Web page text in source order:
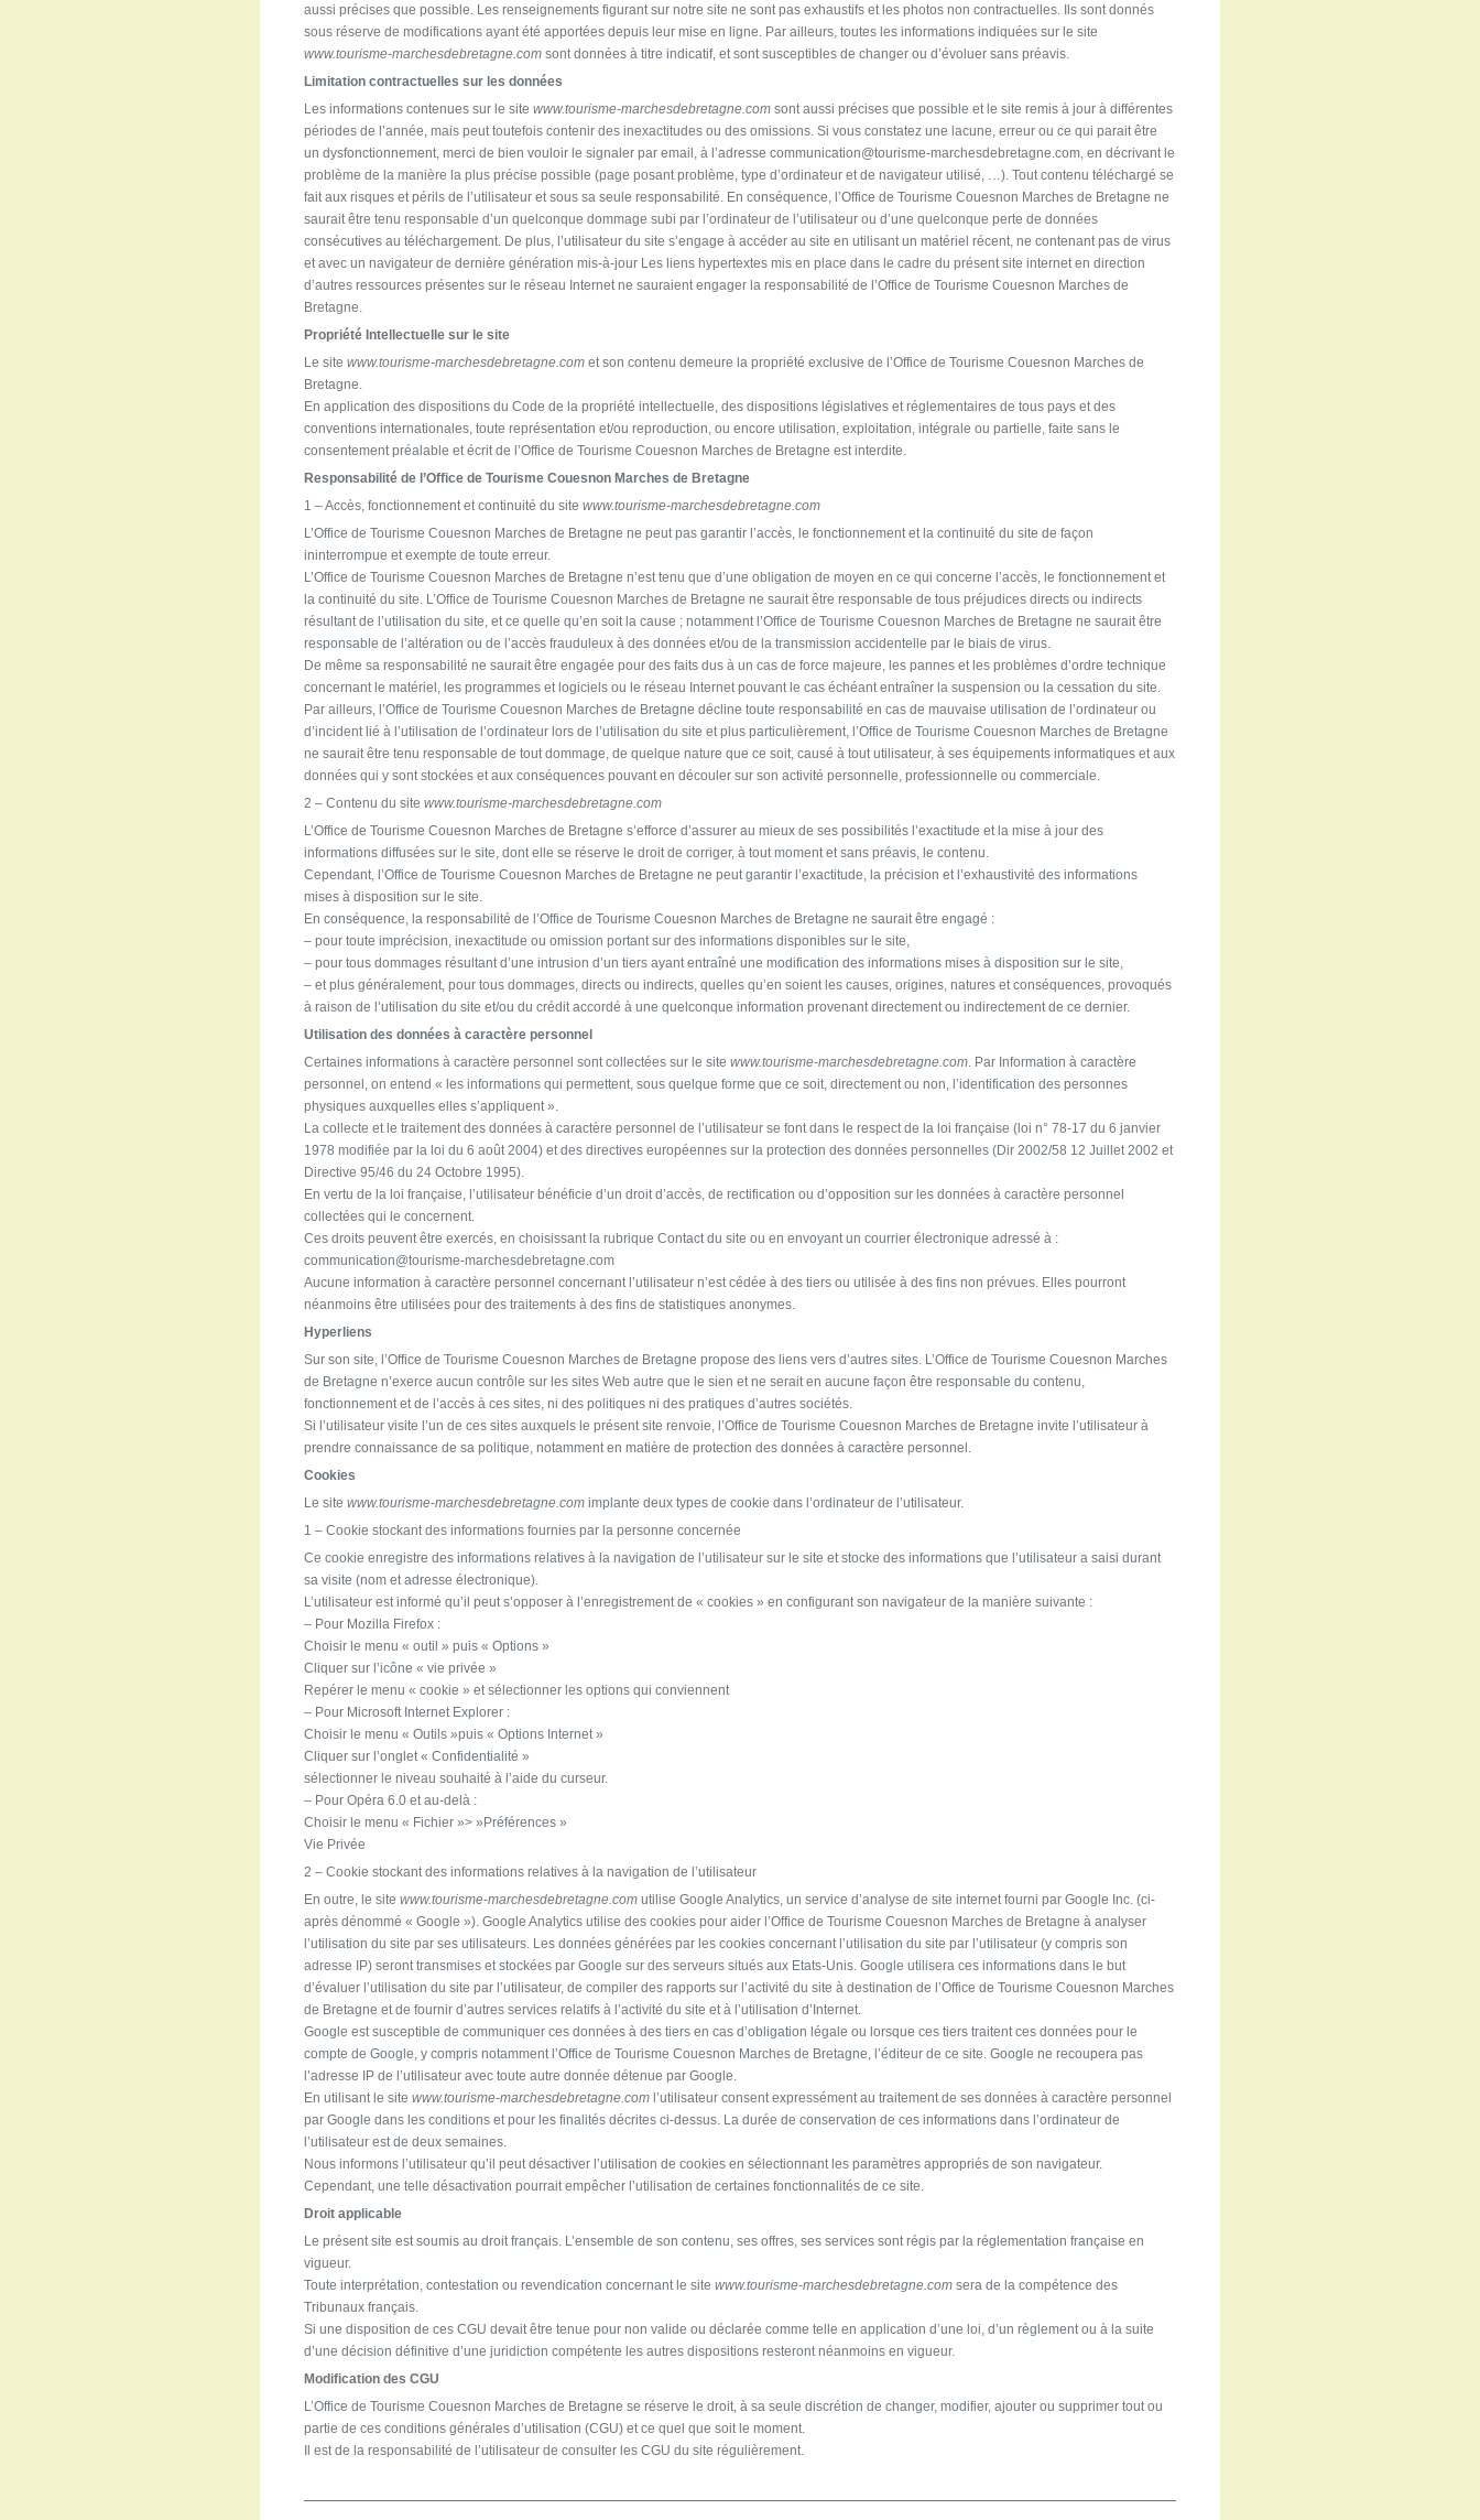
aussi précises que possible. Les renseignements figurant sur notre site ne sont pas exhaustifs et les photos non contractuelles. Ils sont donnés
sous réserve de modifications ayant été apportées depuis leur mise en ligne. Par ailleurs, toutes les informations indiquées sur le site
www.tourisme-marchesdebretagne.com sont données à titre indicatif, et sont susceptibles de changer ou d’évoluer sans préavis.
Limitation contractuelles sur les données
Les informations contenues sur le sitewww.tourisme-marchesdebretagne.com sont aussi précises que possible et le site remis à jour à différentes
périodes de l’année, mais peut toutefois contenir des inexactitudes ou des omissions. Si vous constatez une lacune, erreur ou ce qui parait être
un dysfonctionnement, merci de bien vouloir le signaler par email, à l’adresse communication@tourisme-marchesdebretagne.com, en décrivant le
problème de la manière la plus précise possible (page posant problème, type d’ordinateur et de navigateur utilisé, …). Tout contenu téléchargé se
fait aux risques et périls de l’utilisateur et sous sa seule responsabilité. En conséquence, l’Office de Tourisme Couesnon Marches de Bretagne ne
saurait être tenu responsable d’un quelconque dommage subi par l’ordinateur de l’utilisateur ou d’une quelconque perte de données
consécutives au téléchargement. De plus, l’utilisateur du site s’engage à accéder au site en utilisant un matériel récent, ne contenant pas de virus
et avec un navigateur de dernière génération mis-à-jour Les liens hypertextes mis en place dans le cadre du présent site internet en direction
d’autres ressources présentes sur le réseau Internet ne sauraient engager la responsabilité de l’Office de Tourisme Couesnon Marches de
Bretagne.
Propriété Intellectuelle sur le site
Le sitewww.tourisme-marchesdebretagne.com et son contenu demeure la propriété exclusive de l’Office de Tourisme Couesnon Marches de
Bretagne.
En application des dispositions du Code de la propriété intellectuelle, des dispositions législatives et réglementaires de tous pays et des
conventions internationales, toute représentation et/ou reproduction, ou encore utilisation, exploitation, intégrale ou partielle, faite sans le
consentement préalable et écrit de l’Office de Tourisme Couesnon Marches de Bretagne est interdite.
Responsabilité de l’Office de Tourisme Couesnon Marches de Bretagne
1 – Accès, fonctionnement et continuité du sitewww.tourisme-marchesdebretagne.com
L’Office de Tourisme Couesnon Marches de Bretagne ne peut pas garantir l’accès, le fonctionnement et la continuité du site de façon
ininterrompue et exempte de toute erreur.
L’Office de Tourisme Couesnon Marches de Bretagne n’est tenu que d’une obligation de moyen en ce qui concerne l’accès, le fonctionnement et
la continuité du site. L’Office de Tourisme Couesnon Marches de Bretagne ne saurait être responsable de tous préjudices directs ou indirects
résultant de l’utilisation du site, et ce quelle qu’en soit la cause ; notamment l’Office de Tourisme Couesnon Marches de Bretagne ne saurait être
responsable de l’altération ou de l’accès frauduleux à des données et/ou de la transmission accidentelle par le biais de virus.
De même sa responsabilité ne saurait être engagée pour des faits dus à un cas de force majeure, les pannes et les problèmes d’ordre technique
concernant le matériel, les programmes et logiciels ou le réseau Internet pouvant le cas échéant entraîner la suspension ou la cessation du site.
Par ailleurs, l’Office de Tourisme Couesnon Marches de Bretagne décline toute responsabilité en cas de mauvaise utilisation de l’ordinateur ou
d’incident lié à l’utilisation de l’ordinateur lors de l’utilisation du site et plus particulièrement, l’Office de Tourisme Couesnon Marches de Bretagne
ne saurait être tenu responsable de tout dommage, de quelque nature que ce soit, causé à tout utilisateur, à ses équipements informatiques et aux
données qui y sont stockées et aux conséquences pouvant en découler sur son activité personnelle, professionnelle ou commerciale.
2 – Contenu du sitewww.tourisme-marchesdebretagne.com
L’Office de Tourisme Couesnon Marches de Bretagne s’efforce d’assurer au mieux de ses possibilités l’exactitude et la mise à jour des
informations diffusées sur le site, dont elle se réserve le droit de corriger, à tout moment et sans préavis, le contenu.
Cependant, l’Office de Tourisme Couesnon Marches de Bretagne ne peut garantir l’exactitude, la précision et l’exhaustivité des informations
mises à disposition sur le site.
En conséquence, la responsabilité de l’Office de Tourisme Couesnon Marches de Bretagne ne saurait être engagé :
– pour toute imprécision, inexactitude ou omission portant sur des informations disponibles sur le site,
– pour tous dommages résultant d’une intrusion d’un tiers ayant entraîné une modification des informations mises à disposition sur le site,
– et plus généralement, pour tous dommages, directs ou indirects, quelles qu’en soient les causes, origines, natures et conséquences, provoqués
à raison de l’utilisation du site et/ou du crédit accordé à une quelconque information provenant directement ou indirectement de ce dernier.
Utilisation des données à caractère personnel
Certaines informations à caractère personnel sont collectées sur le site www.tourisme-marchesdebretagne.com. Par Information à caractère
personnel, on entend « les informations qui permettent, sous quelque forme que ce soit, directement ou non, l’identification des personnes
physiques auxquelles elles s’appliquent ».
La collecte et le traitement des données à caractère personnel de l’utilisateur se font dans le respect de la loi française (loi n° 78-17 du 6 janvier
1978 modifiée par la loi du 6 août 2004) et des directives européennes sur la protection des données personnelles (Dir 2002/58 12 Juillet 2002 et
Directive 95/46 du 24 Octobre 1995).
En vertu de la loi française, l’utilisateur bénéficie d’un droit d’accès, de rectification ou d’opposition sur les données à caractère personnel
collectées qui le concernent.
Ces droits peuvent être exercés, en choisissant la rubrique Contact du site ou en envoyant un courrier électronique adressé à :
communication@tourisme-marchesdebretagne.com
Aucune information à caractère personnel concernant l’utilisateur n’est cédée à des tiers ou utilisée à des fins non prévues. Elles pourront
néanmoins être utilisées pour des traitements à des fins de statistiques anonymes.
Hyperliens
Sur son site, l’Office de Tourisme Couesnon Marches de Bretagne propose des liens vers d’autres sites. L’Office de Tourisme Couesnon Marches
de Bretagne n’exerce aucun contrôle sur les sites Web autre que le sien et ne serait en aucune façon être responsable du contenu,
fonctionnement et de l’accès à ces sites, ni des politiques ni des pratiques d’autres sociétés.
Si l’utilisateur visite l’un de ces sites auxquels le présent site renvoie, l’Office de Tourisme Couesnon Marches de Bretagne invite l’utilisateur à
prendre connaissance de sa politique, notamment en matière de protection des données à caractère personnel.
Cookies
Le site www.tourisme-marchesdebretagne.com implante deux types de cookie dans l’ordinateur de l’utilisateur.
1 – Cookie stockant des informations fournies par la personne concernée
Ce cookie enregistre des informations relatives à la navigation de l’utilisateur sur le site et stocke des informations que l’utilisateur a saisi durant
sa visite (nom et adresse électronique).
L’utilisateur est informé qu’il peut s’opposer à l’enregistrement de « cookies » en configurant son navigateur de la manière suivante :
– Pour Mozilla Firefox :
Choisir le menu « outil » puis « Options »
Cliquer sur l’icône « vie privée »
Repérer le menu « cookie » et sélectionner les options qui conviennent
– Pour Microsoft Internet Explorer :
Choisir le menu « Outils »puis « Options Internet »
Cliquer sur l’onglet « Confidentialité »
sélectionner le niveau souhaité à l’aide du curseur.
– Pour Opéra 6.0 et au-delà :
Choisir le menu « Fichier »> »Préférences »
Vie Privée
2 – Cookie stockant des informations relatives à la navigation de l’utilisateur
En outre, le sitewww.tourisme-marchesdebretagne.com utilise Google Analytics, un service d’analyse de site internet fourni par Google Inc. (ci-
après dénommé « Google »). Google Analytics utilise des cookies pour aider l’Office de Tourisme Couesnon Marches de Bretagne à analyser
l’utilisation du site par ses utilisateurs. Les données générées par les cookies concernant l’utilisation du site par l’utilisateur (y compris son
adresse IP) seront transmises et stockées par Google sur des serveurs situés aux Etats-Unis. Google utilisera ces informations dans le but
d’évaluer l’utilisation du site par l’utilisateur, de compiler des rapports sur l’activité du site à destination de l’Office de Tourisme Couesnon Marches
de Bretagne et de fournir d’autres services relatifs à l’activité du site et à l’utilisation d’Internet.
Google est susceptible de communiquer ces données à des tiers en cas d’obligation légale ou lorsque ces tiers traitent ces données pour le
compte de Google, y compris notamment l’Office de Tourisme Couesnon Marches de Bretagne, l’éditeur de ce site. Google ne recoupera pas
l’adresse IP de l’utilisateur avec toute autre donnée détenue par Google.
En utilisant le sitewww.tourisme-marchesdebretagne.com l’utilisateur consent expressément au traitement de ses données à caractère personnel
par Google dans les conditions et pour les finalités décrites ci-dessus. La durée de conservation de ces informations dans l’ordinateur de
l’utilisateur est de deux semaines.
Nous informons l’utilisateur qu’il peut désactiver l’utilisation de cookies en sélectionnant les paramètres appropriés de son navigateur.
Cependant, une telle désactivation pourrait empêcher l’utilisation de certaines fonctionnalités de ce site.
Droit applicable
Le présent site est soumis au droit français. L’ensemble de son contenu, ses offres, ses services sont régis par la réglementation française en
vigueur.
Toute interprétation, contestation ou revendication concernant le sitewww.tourisme-marchesdebretagne.com sera de la compétence des
Tribunaux français.
Si une disposition de ces CGU devait être tenue pour non valide ou déclarée comme telle en application d’une loi, d’un règlement ou à la suite
d’une décision définitive d’une juridiction compétente les autres dispositions resteront néanmoins en vigueur.
Modification des CGU
L’Office de Tourisme Couesnon Marches de Bretagne se réserve le droit, à sa seule discrétion de changer, modifier, ajouter ou supprimer tout ou
partie de ces conditions générales d’utilisation (CGU) et ce quel que soit le moment.
Il est de la responsabilité de l’utilisateur de consulter les CGU du site régulièrement.